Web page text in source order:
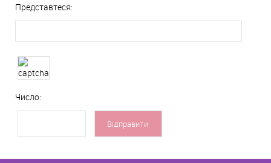
Представтеся:
Число: